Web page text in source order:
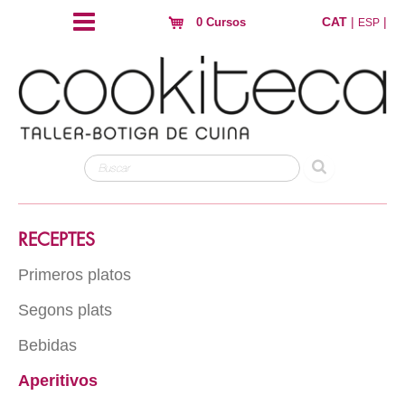
0 Cursos CAT | ESP |
RECEPTES
Primeros platos
Arros
Pasta
Huevos
Segons plats
Carn
Peix
Bebidas
Con alcohol
Aperitivos